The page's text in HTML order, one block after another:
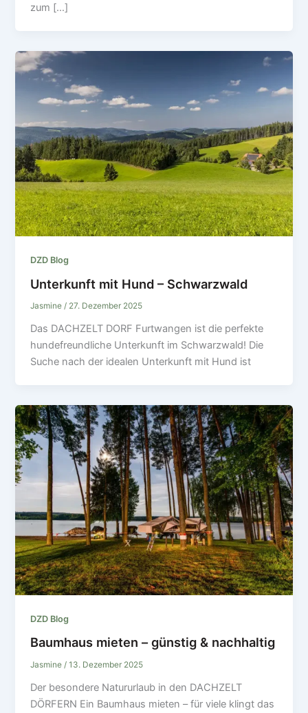
zum […]
DZD Blog
Unterkunft mit Hund – Schwarzwald
Jasmine/ 27. Dezember 2025
Das DACHZELT DORF Furtwangen ist die perfekte
hundefreundliche Unterkunft im Schwarzwald! Die
Suche nach der idealen Unterkunft mit Hund ist
DZD Blog
Baumhaus mieten – günstig & nachhaltig
Jasmine/13. Dezember 2025
Der besondere Natururlaub in den DACHZELT
DÖRFERN Ein Baumhaus mieten – für viele klingt das